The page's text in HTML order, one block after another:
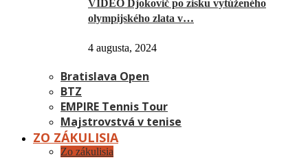
VIDEO Djokovič po zisku vytúženého
olympijského zlata v…
4 augusta, 2024
Bratislava Open
BTZ
EMPIRE Tennis Tour
Majstrovstvá v tenise
ZO ZÁKULISIA
Zo zákulisia